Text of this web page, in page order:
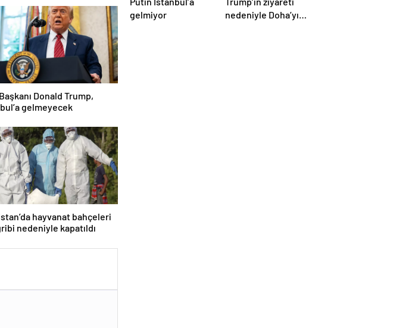
Donald Trump,
gelmeyecek
hayvanat bahçeleri
nedeniyle kapatıldı
gelmiyor
nedeniyle Doha’yı